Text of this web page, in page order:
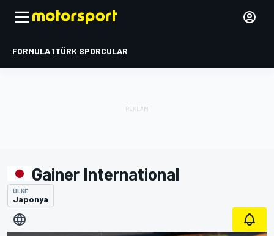
FORMULA 1TÜRK SPORCULAR
Gainer International
ÜLKE
Japonya